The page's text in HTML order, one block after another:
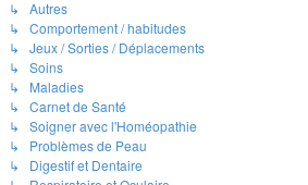
↳ Autres
↳ Comportement / habitudes
↳ Jeux / Sorties / Déplacements
↳ Soins
↳ Maladies
↳ Carnet de Santé
↳ Soigner avec l'Homéopathie
↳ Problèmes de Peau
↳ Digestif et Dentaire